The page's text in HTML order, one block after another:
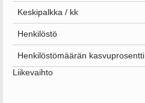
Keskipalkka / kk
Henkilöstö
Henkilöstömäärän kasvuprosentti
Liikevaihto